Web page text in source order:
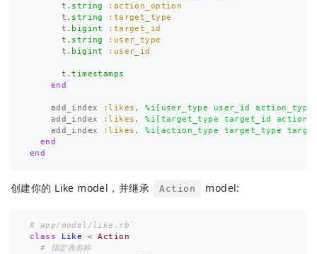
t . string
:action_option
t . string
:target_type
t . bigint
:target_id
t . string
:user_type
t . bigint :user_id
t .timestamps
end
add_index :likes ,
%i[user_type user_id
add_index
:likes ,
%i[target_type target_id
add_index
:likes ,
%i[action_type target_type
end
end
创建你的 Like model，并继承 Action model:
# app/model/like.rb`
class
Like <
Action
# 指定表名称